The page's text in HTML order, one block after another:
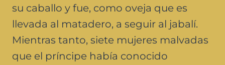
su caballo y fue, como oveja que es
llevada al matadero, a seguir al jabalí.
Mientras tanto, siete mujeres malvadas
que el príncipe había conocido